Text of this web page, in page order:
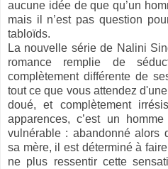
aucune idée de que qu’un
mais il n’est pas question
tabloïds.
La nouvelle série de Nalini
romance remplie de
complètement différente de
tout ce que vous attendez
doué, et complètement
apparences, c’est un
vulnérable : abandonné alors
sa mère, il est déterminé à
ne plus ressentir cette